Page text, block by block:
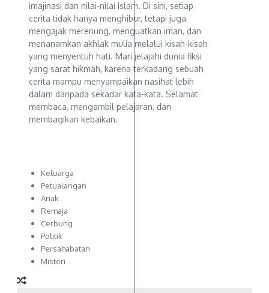
imajinasi dan nilai-nilai Islam. Di sini, setiap
cerita tidak hanya menghibur, tetapi juga
mengajak merenung, menguatkan iman, dan
menanamkan akhlak mulia melalui kisah-kisah
yang menyentuh hati. Mari jelajahi dunia fiksi
yang sarat hikmah, karena terkadang sebuah
cerita mampu menyampaikan nasihat lebih
dalam daripada sekadar kata-kata. Selamat
membaca, mengambil pelajaran, dan
membagikan kebaikan.
Keluarga
Petualangan
Anak
Remaja
Cerbung
Politik
Persahabatan
Misteri